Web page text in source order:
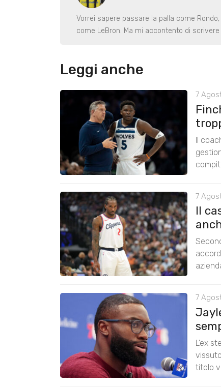
Vorrei sapere passare la palla come
come LeBron. Ma mi accontento di
Leggi anche
7
Il
7
Il
7
L’ex
titolo